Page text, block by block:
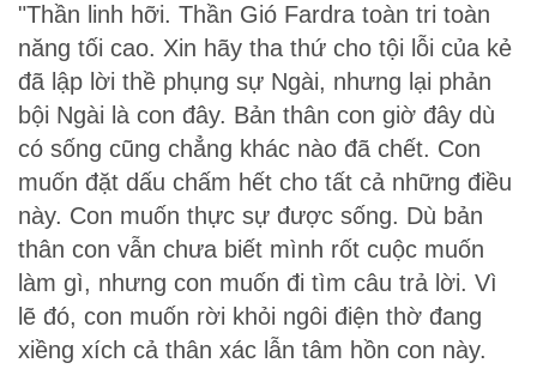
"Thần linh hỡi. Thần Gió Fardra toàn tri toàn
năng tối cao. Xin hãy tha thứ cho tội lỗi của kẻ
đã lập lời thề phụng sự Ngài, nhưng lại phản
bội Ngài là con đây. Bản thân con giờ đây dù
có sống cũng chẳng khác nào đã chết. Con
muốn đặt dấu chấm hết cho tất cả những điều
này. Con muốn thực sự được sống. Dù bản
thân con vẫn chưa biết mình rốt cuộc muốn
làm gì, nhưng con muốn đi tìm câu trả lời. Vì
lẽ đó, con muốn rời khỏi ngôi điện thờ đang
xiềng xích cả thân xác lẫn tâm hồn con này.